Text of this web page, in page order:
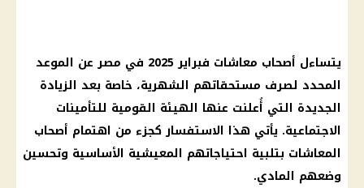
يتساءل أصحاب معاشات
فبراير 2025 في مصر عن الموعد
المحدد لصرف مستحقاتهم الشهرية، خاصة بعد الزيادة
الجديدة التي أُعلنت عنها الهيئة القومية للتأمينات
الاجتماعية. يأتي هذا الاستفسار كجزء من اهتمام أصحاب
المعاشات بتلبية احتياجاتهم المعيشية الأساسية وتحسين
وضعهم المادي.